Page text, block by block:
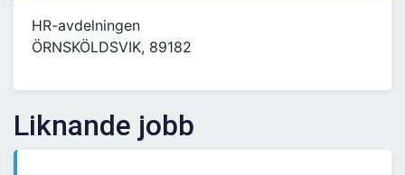
HR-avdelningen
ÖRNSKÖLDSVIK, 89182
Liknande jobb